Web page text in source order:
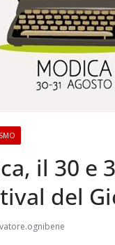
il 30 e
del